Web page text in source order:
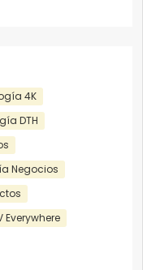
4K
DTH
Negocios
Everywhere